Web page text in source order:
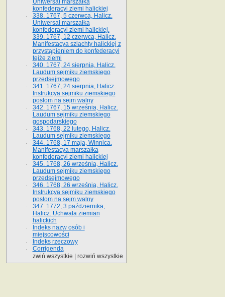
Uniwersał marszałka
konfederacyi ziemi halickiej
338. 1767, 5 czerwca, Halicz.
Uniwersał marszałka
konfederacyi ziemi halickiej.
339. 1767, 12 czerwca, Halicz.
Manifestacya szlachty halickiej z
przystąpieniem do konfederacyi
tejże ziemi
340. 1767, 24 sierpnia, Halicz.
Laudum sejmiku ziemskiego
przedsejmowego
341. 1767, 24 sierpnia, Halicz.
Instrukcya sejmiku ziemskiego
posłom na sejm walny
342. 1767, 15 września, Halicz.
Laudum sejmiku ziemskiego
gospodarskiego
343. 1768, 22 lutego, Halicz.
Laudum sejmiku ziemskiego
344. 1768, 17 maja, Winnica.
Manifestacya marszałka
konfederacyi ziemi halickiej
345. 1768, 26 września, Halicz.
Laudum sejmiku ziemskiego
przedsejmowego
346. 1768, 26 września, Halicz.
Instrukcya sejmiku ziemskiego
posłom na sejm walny
347. 1772, 3 października,
Halicz. Uchwała ziemian
halickich
Indeks nazw osób i
miejscowości
Indeks rzeczowy
Corrigenda
zwiń wszystkie
rozwiń wszystkie